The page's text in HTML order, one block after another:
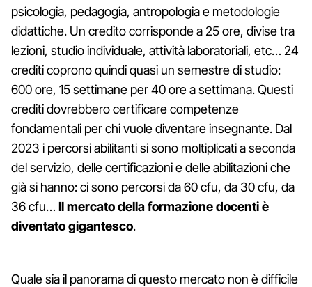
psicologia, pedagogia, antropologia e metodologie
didattiche. Un credito corrisponde a 25 ore, divise tra
lezioni, studio individuale, attività laboratoriali, etc… 24
crediti coprono quindi quasi un semestre di studio:
600 ore, 15 settimane per 40 ore a settimana. Questi
crediti dovrebbero certificare competenze
fondamentali per chi vuole diventare insegnante. Dal
2023 i percorsi abilitanti si sono moltiplicati a seconda
del servizio, delle certificazioni e delle abilitazioni che
già si hanno: ci sono percorsi da 60 cfu, da 30 cfu, da
36 cfu… Il mercato della formazione docenti è
diventato gigantesco.
Quale sia il panorama di questo mercato non è difficile